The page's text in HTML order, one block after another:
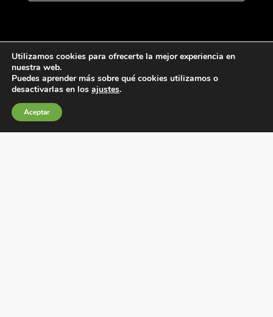
Condiciones generales de venta
Utilizamos cookies para ofrecerte la mejor experiencia en
nuestra web.
Puedes aprender más sobre qué cookies utilizamos o
desactivarlas en los ajustes.
Aceptar